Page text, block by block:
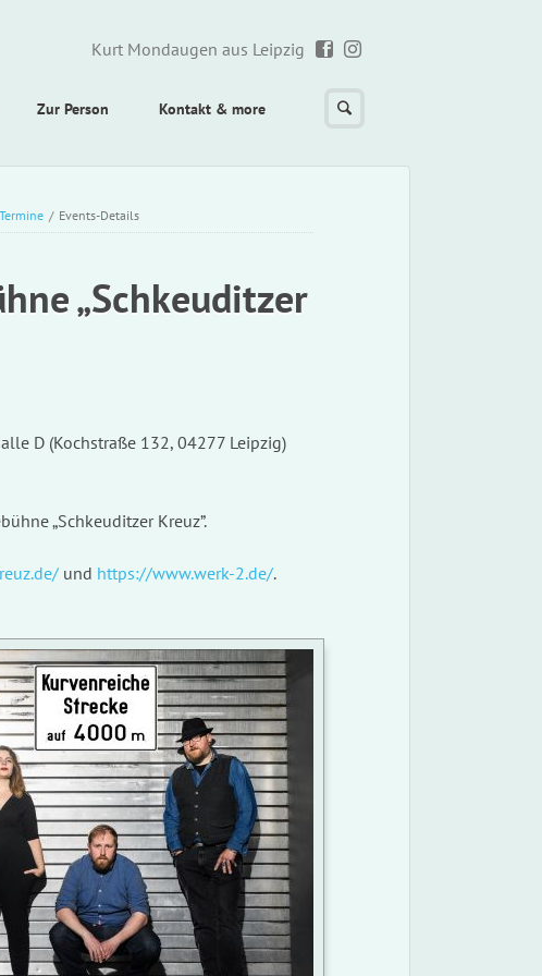
Zur Person Kontakt & more
Kurt Mondaugen aus Leipzig
/ Events-Details
„Schkeuditzer
D (Kochstraße 132, 04277 Leipzig)
„Schkeuditzer Kreuz”.
und https://www.werk-2.de/.